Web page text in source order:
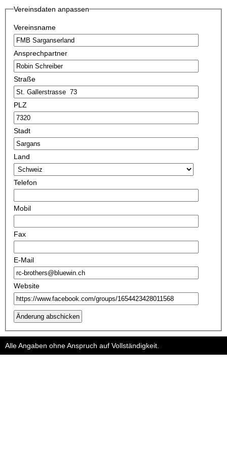
Vereinsdaten anpassen
Vereinsname
Ansprechpartner
Straße
PLZ
Stadt
Land
Telefon
Mobil
Fax
E-Mail
Website
Änderung abschicken
Alle Angaben ohne Anspruch auf Vollständigkeit.